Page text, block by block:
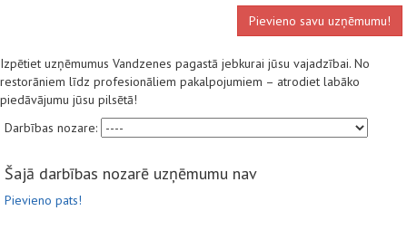
Pievieno savu uzņēmumu!
Izpētiet uzņēmumus Vandzenes pagastā jebkurai jūsu vajadzībai. No
restorāniem līdz profesionāliem pakalpojumiem – atrodiet labāko
piedāvājumu jūsu pilsētā!
Darbības nozare:
Šajā darbības nozarē uzņēmumu nav
Pievieno pats!